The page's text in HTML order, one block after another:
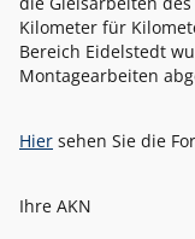
Kilometer für
Bereich Eidelstedt
Montagearbeiten
Hier sehen Sie die
Ihre AKN